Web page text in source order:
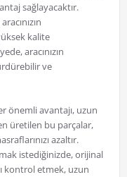
sağlayacaktır.
kalite
aracınızın
ve
önemli avantajı, uzun
üretilen bu parçalar,
azaltır.
istediğinizde, orijinal
kontrol etmek, uzun